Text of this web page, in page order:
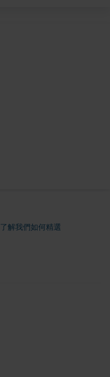
了解我們如何精選